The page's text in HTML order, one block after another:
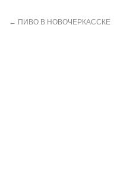
← ПИВО В НОВОЧЕРКАССКЕ